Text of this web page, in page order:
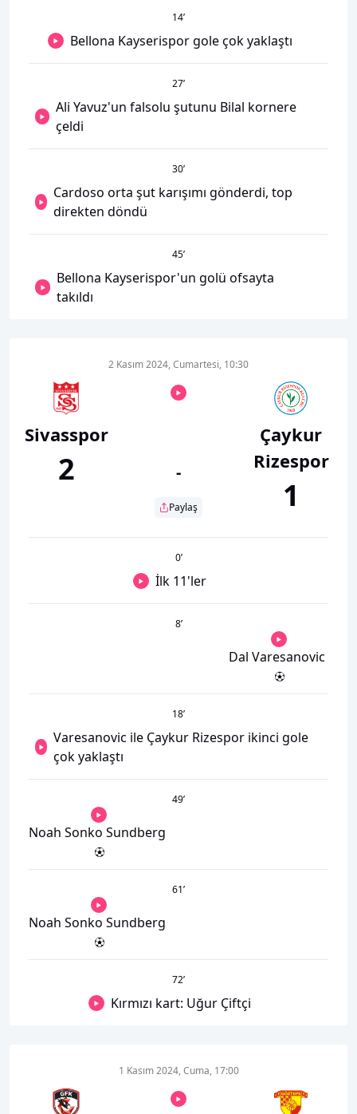
14’
Bellona Kayserispor gole çok yaklaştı
27’
Ali Yavuz'un falsolu şutunu Bilal kornere
çeldi
30’
Cardoso orta şut karışımı gönderdi, top
direkten döndü
45’
Bellona Kayserispor'un golü ofsayta
takıldı
Sivasspor
2
2 Kasım 2024, Cumartesi, 10:30
-
Paylaş
Çaykur
Rizespor
1
0’
İlk 11'ler
8’
Dal Varesanovic
18’
Varesanovic ile Çaykur Rizespor ikinci gole
çok yaklaştı
49’
Noah Sonko Sundberg
61’
Noah Sonko Sundberg
72’
Kırmızı kart: Uğur Çiftçi
1 Kasım 2024, Cuma, 17:00